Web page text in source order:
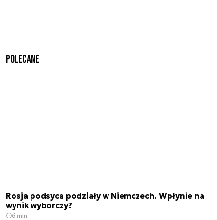
Polecane
Rosja podsyca podziały w Niemczech. Wpłynie na
wynik wyborczy?
6 min.